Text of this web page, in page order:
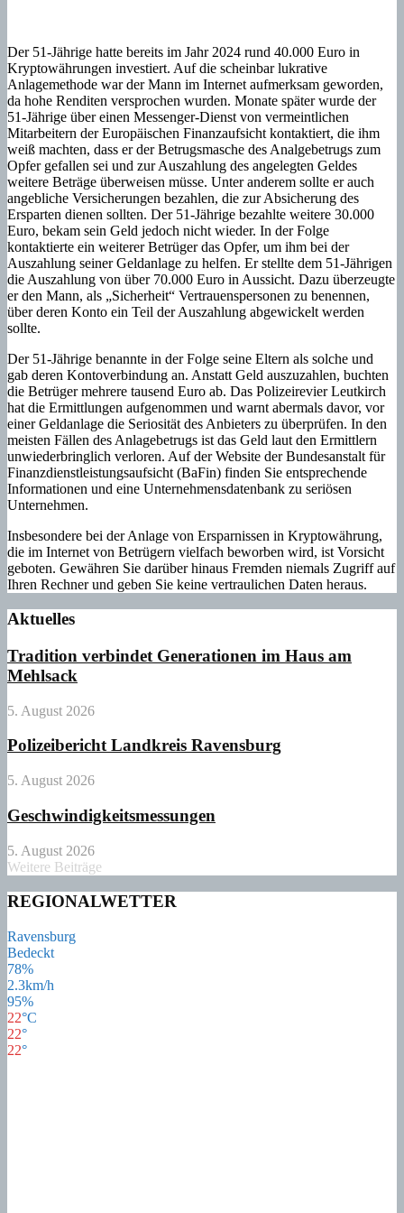
Der 51-Jährige hatte bereits im Jahr 2024 rund 40.000 Euro in
Kryptowährungen investiert. Auf die scheinbar lukrative
Anlagemethode war der Mann im Internet aufmerksam geworden,
da hohe Renditen versprochen wurden. Monate später wurde der
51-Jährige über einen Messenger-Dienst von vermeintlichen
Mitarbeitern der Europäischen Finanzaufsicht kontaktiert, die ihm
weiß machten, dass er der Betrugsmasche des Analgebetrugs zum
Opfer gefallen sei und zur Auszahlung des angelegten Geldes
weitere Beträge überweisen müsse. Unter anderem sollte er auch
angebliche Versicherungen bezahlen, die zur Absicherung des
Ersparten dienen sollten. Der 51-Jährige bezahlte weitere 30.000
Euro, bekam sein Geld jedoch nicht wieder. In der Folge
kontaktierte ein weiterer Betrüger das Opfer, um ihm bei der
Auszahlung seiner Geldanlage zu helfen. Er stellte dem 51-Jährigen
die Auszahlung von über 70.000 Euro in Aussicht. Dazu überzeugte
er den Mann, als „Sicherheit“ Vertrauenspersonen zu benennen,
über deren Konto ein Teil der Auszahlung abgewickelt werden
sollte.
Der 51-Jährige benannte in der Folge seine Eltern als solche und
gab deren Kontoverbindung an. Anstatt Geld auszuzahlen, buchten
die Betrüger mehrere tausend Euro ab. Das Polizeirevier Leutkirch
hat die Ermittlungen aufgenommen und warnt abermals davor, vor
einer Geldanlage die Seriosität des Anbieters zu überprüfen. In den
meisten Fällen des Anlagebetrugs ist das Geld laut den Ermittlern
unwiederbringlich verloren. Auf der Website der Bundesanstalt für
Finanzdienstleistungsaufsicht (BaFin) finden Sie entsprechende
Informationen und eine Unternehmensdatenbank zu seriösen
Unternehmen.
Insbesondere bei der Anlage von Ersparnissen in Kryptowährung,
die im Internet von Betrügern vielfach beworben wird, ist Vorsicht
geboten. Gewähren Sie darüber hinaus Fremden niemals Zugriff auf
Ihren Rechner und geben Sie keine vertraulichen Daten heraus.
Aktuelles
Tradition verbindet Generationen im Haus am
Mehlsack
5. August 2026
Polizeibericht Landkreis Ravensburg
5. August 2026
Geschwindigkeitsmessungen
5. August 2026
Weitere Beiträge
REGIONALWETTER
Ravensburg
Bedeckt
78%
2.3km/h
95%
22°C
22°
22°